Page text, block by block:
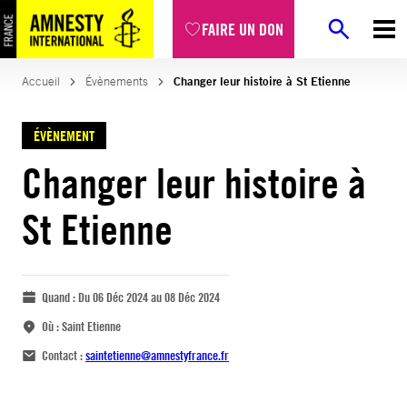
FAIRE UN DON
Accueil Évènements Changer leur histoire à St Etienne
ÉVÈNEMENT
Changer leur histoire à
St Etienne
Quand :Du 06 Déc 2024 au 08 Déc 2024
Où :Saint Etienne
Contact :saintetienne@amnestyfrance.fr